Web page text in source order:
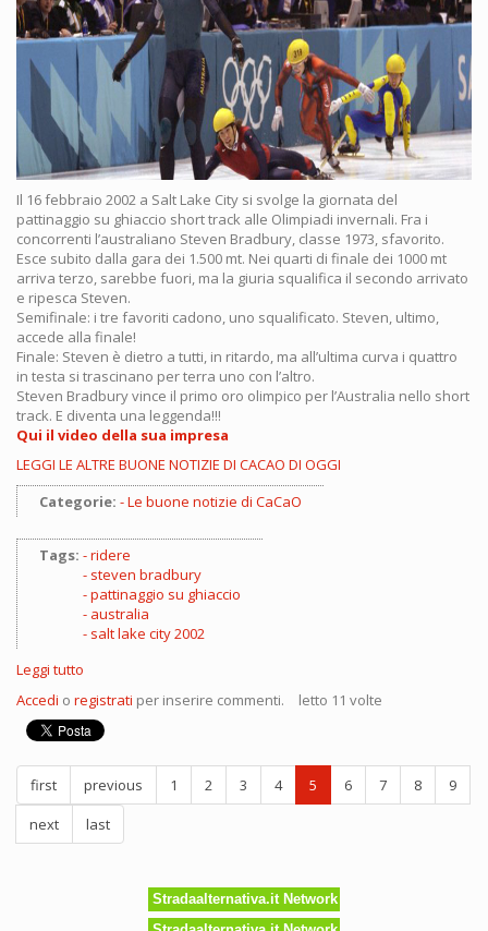
Il 16 febbraio 2002 a Salt Lake City si svolge la giornata del
pattinaggio su ghiaccio short track alle Olimpiadi invernali. Fra i
concorrenti l’australiano Steven Bradbury, classe 1973, sfavorito.
Esce subito dalla gara dei 1.500 mt. Nei quarti di finale dei 1000 mt
arriva terzo, sarebbe fuori, ma la giuria squalifica il secondo arrivato
e ripesca Steven.
Semifinale: i tre favoriti cadono, uno squalificato. Steven, ultimo,
accede alla finale!
Finale: Steven è dietro a tutti, in ritardo, ma all’ultima curva i quattro
in testa si trascinano per terra uno con l’altro.
Steven Bradbury vince il primo oro olimpico per l’Australia nello short
track. E diventa una leggenda!!!
Qui il video della sua impresa
LEGGI LE ALTRE BUONE NOTIZIE DI CACAO DI OGGI
Categorie:
Le buone notizie di CaCaO
Tags:
ridere
steven bradbury
pattinaggio su ghiaccio
australia
salt lake city 2002
Leggi tutto
anni
fa
la
favola
di
Steven
Bradbury
(per
dimenticare
Accedi o registrati per inserire commenti. letto 11 volte
first previous 1 2 3 4 5 6 7 8
9
next
last
Stradaalternativa.it Network